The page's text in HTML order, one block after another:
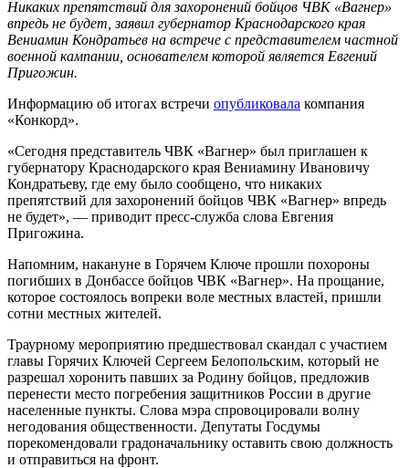
Никаких препятствий для захоронений бойцов ЧВК «Вагнер»
впредь не будет, заявил губернатор Краснодарского края
Вениамин Кондратьев на встрече с представителем частной
военной кампании, основателем которой является Евгений
Пригожин.
Информацию об итогах встречи опубликовала компания
«Конкорд».
«Сегодня представитель ЧВК «Вагнер» был приглашен к
губернатору Краснодарского края Вениамину Ивановичу
Кондратьеву, где ему было сообщено, что никаких
препятствий для захоронений бойцов ЧВК «Вагнер» впредь
не будет», — приводит пресс-служба слова Евгения
Пригожина.
Напомним, накануне в Горячем Ключе прошли похороны
погибших в Донбассе бойцов ЧВК «Вагнер». На прощание,
которое состоялось вопреки воле местных властей, пришли
сотни местных жителей.
Траурному мероприятию предшествовал скандал с участием
главы Горячих Ключей Сергеем Белопольским, который не
разрешал хоронить павших за Родину бойцов, предложив
перенести место погребения защитников России в другие
населенные пункты. Слова мэра спровоцировали волну
негодования общественности. Депутаты Госдумы
порекомендовали градоначальнику оставить свою должность
и отправиться на фронт.